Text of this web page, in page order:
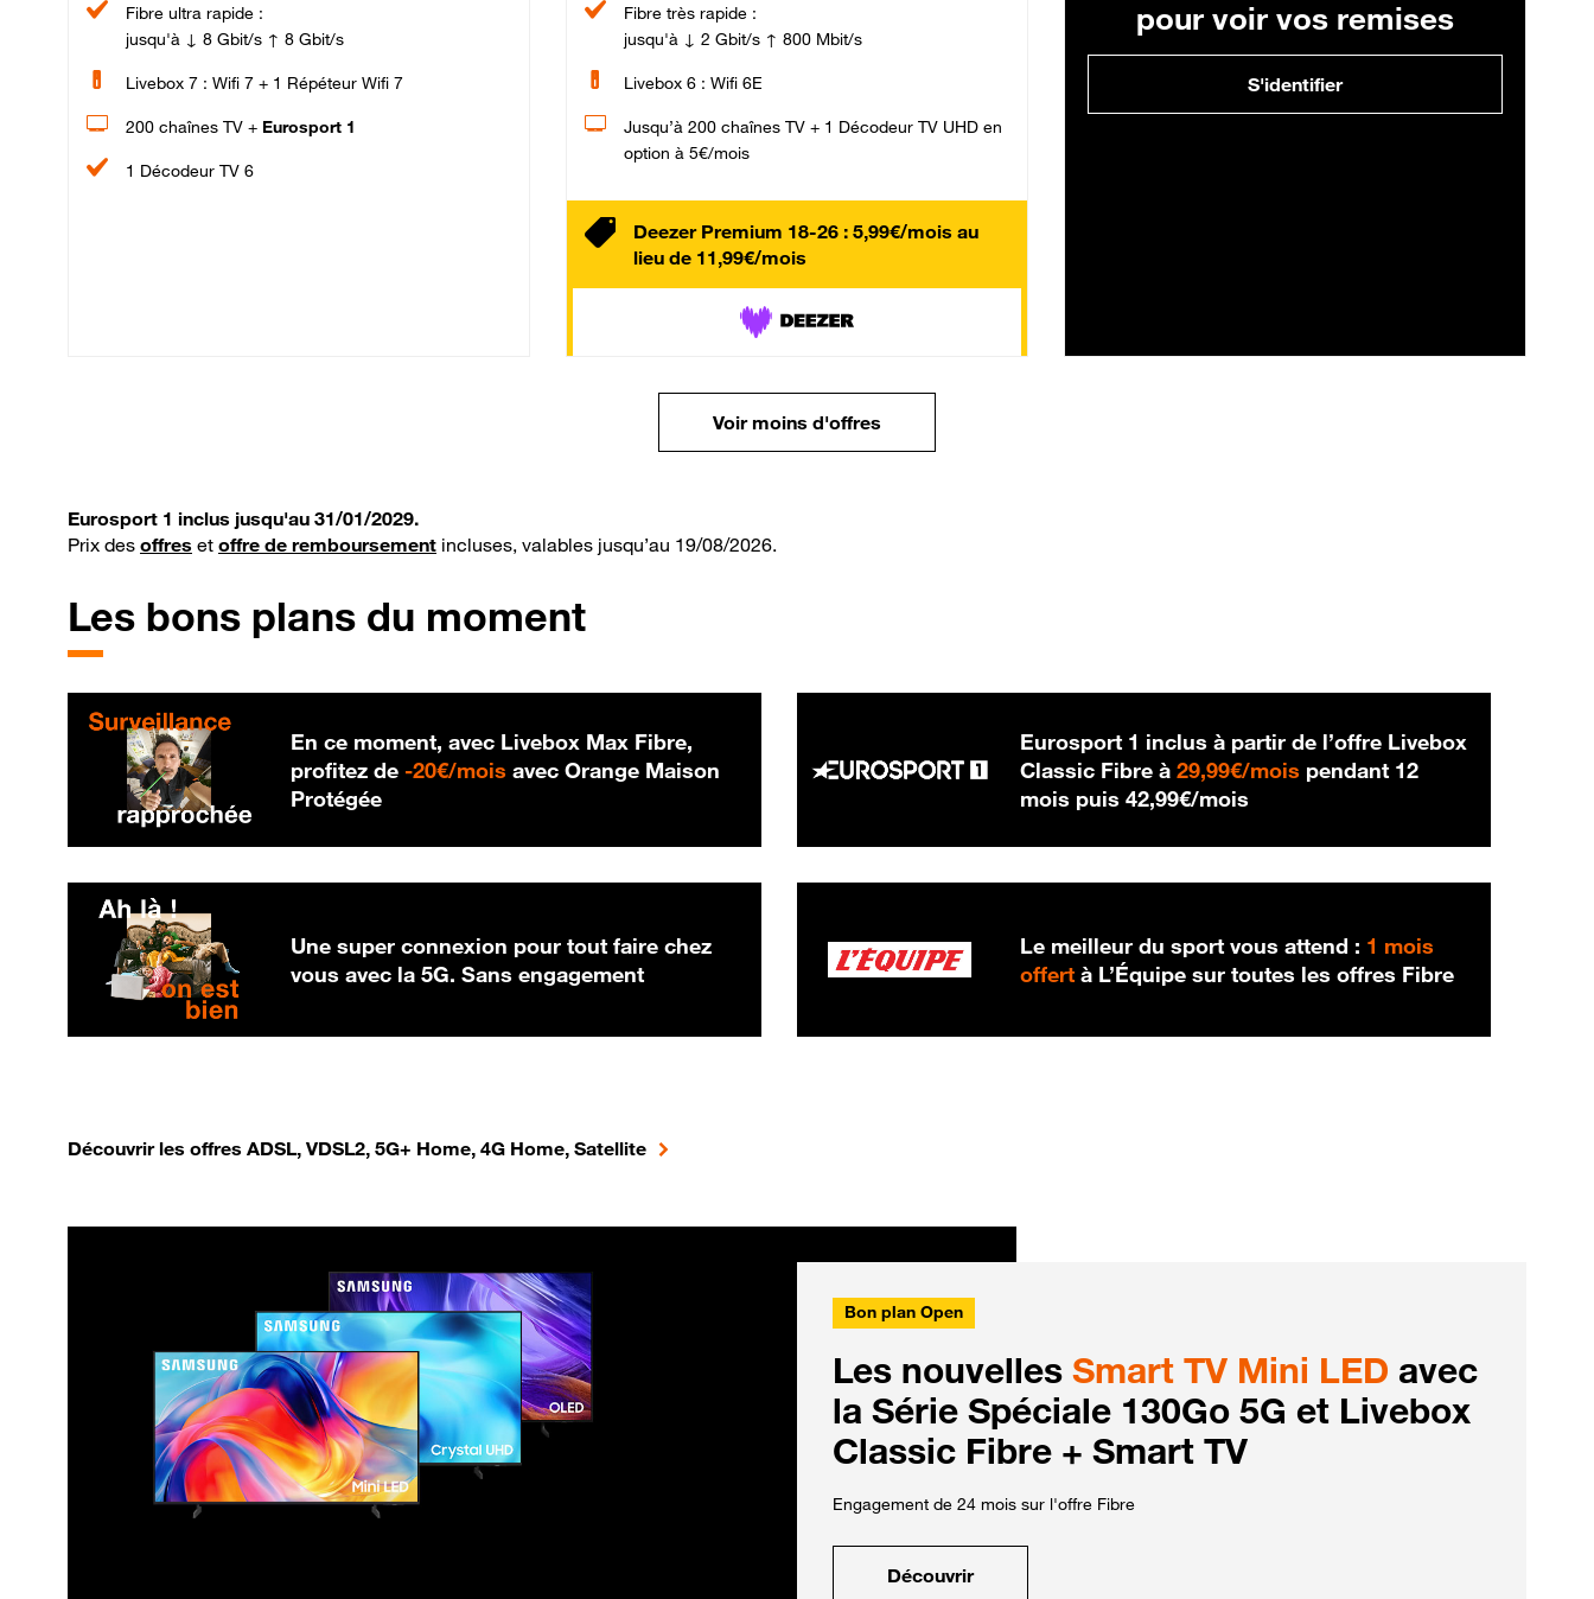
Fibre ultra rapide :
jusqu'à ↓ 8 Gbit/s ↑ 8 Gbit/s
Livebox 7 : Wifi 7 + 1 Répéteur Wifi 7
200 chaînes TV + Eurosport 1
1 Décodeur TV 6
Fibre très rapide :
jusqu'à ↓ 2 Gbit/s ↑ 800 Mbit/s
Livebox 6 : Wifi 6E
Jusqu’à 200 chaînes TV + 1 Décodeur TV UHD en
option à 5€/mois
Deezer Premium 18-26 : 5,99€/mois au
lieu de 11,99€/mois
pour voir vos remises
S'identifier
Voir moins d'offres
Eurosport 1 inclus jusqu'au 31/01/2029.
Prix des offres et offre de remboursement incluses, valables jusqu’au 19/08/2026.
Les bons plans du moment
En ce moment, avec Livebox Max Fibre,
profitez de -20€/mois 20 € par mois
avec Orange Maison
Protégée
Eurosport 1 inclus à partir de l’offre Livebox
Classic Fibre à29,99€/mois 29,99 € par mois
pendant 12
mois puis42,99€/mois
Une super connexion pour tout faire chez
vous avec la 5G. Sans engagement
Le meilleur du sport vous attend : 1 mois
offert à L’Équipe sur toutes les offres Fibre
Découvrir les offres ADSL, VDSL2, 5G+ Home, 4G Home, Satellite
Bon plan Open
Les nouvelles Smart TV Mini LED avec
la Série Spéciale 130Go 5G et Livebox
Classic Fibre + Smart TV
Engagement de 24 mois sur l'offre Fibre
Découvrir